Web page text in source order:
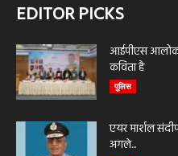
EDITOR PICKS
आईपीएस आलोक
कविता है
पुलिस
एयर मार्शल
अगले...